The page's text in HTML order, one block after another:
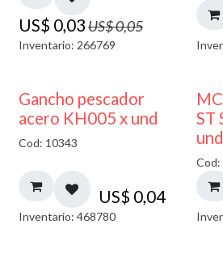
US$ 0,03US$0,05
Inventario: 266769
Gancho pescador
acero KH005 x und
Cod: 10343
US$ 0,04
Inventario: 468780
ST
und
Cod: